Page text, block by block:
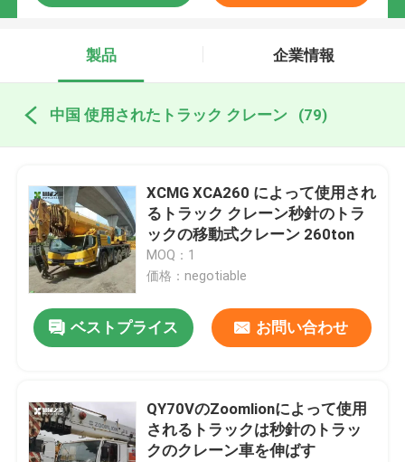
製品 企業情報
中国 使用されたトラック クレーン (79)
XCMG XCA260 によって使用され
るトラック クレーン秒針のトラ
ックの移動式クレーン 260ton
MOQ：1
価格：negotiable
ベストプライス お問い合わせ
QY70VのZoomlionによって使用
されるトラックは秒針のトラッ
クのクレーン車を伸ばす